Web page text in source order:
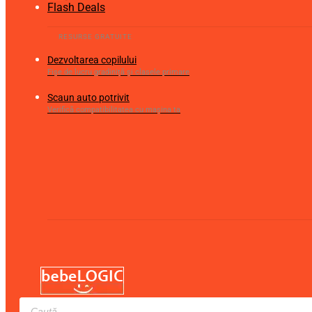
Flash Deals
Dezvoltarea copilului
Fișe de lucru gradiniță și clasele primare
Scaun auto potrivit
Verifică compatibilitatea cu mașina ta
Products